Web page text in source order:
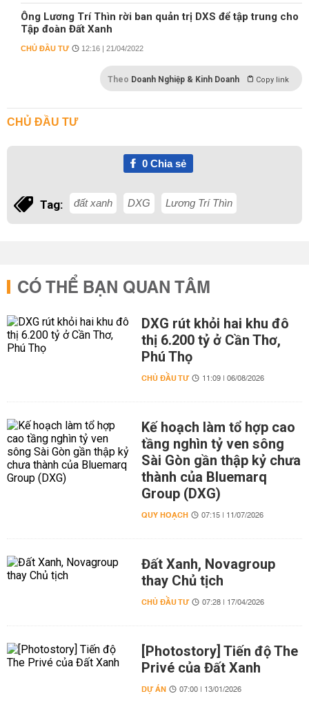
Ông Lương Trí Thìn rời ban quản trị DXS để tập trung cho
Tập đoàn Đất Xanh
CHỦ ĐẦU TƯ 12:16 | 21/04/2022
Theo Doanh Nghiệp & Kinh Doanh Copy link
CHỦ ĐẦU TƯ
0Chia sẻ
Tag: đất xanh DXG Lương Trí Thìn
CÓ THỂ BẠN QUAN TÂM
DXG rút khỏi hai khu đô
thị 6.200 tỷ ở Cần Thơ,
Phú Thọ
CHỦ ĐẦU TƯ 11:09 | 06/08/2026
Kế hoạch làm tổ hợp cao
tầng nghìn tỷ ven sông
Sài Gòn gần thập kỷ chưa
thành của Bluemarq
Group (DXG)
QUY HOẠCH 07:15 | 11/07/2026
Đất Xanh, Novagroup
thay Chủ tịch
CHỦ ĐẦU TƯ 07:28 | 17/04/2026
[Photostory] Tiến độ The
Privé của Đất Xanh
DỰ ÁN 07:00 | 13/01/2026